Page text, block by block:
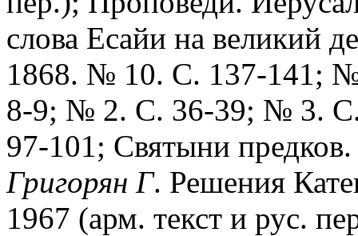
слова Есайи на великий
1868. № 10. С. 137-141;
8-9; № 2. С. 36-39; № 3.
97-101; Святыни
Григорян Г. Решения
1967 (арм. текст и рус.